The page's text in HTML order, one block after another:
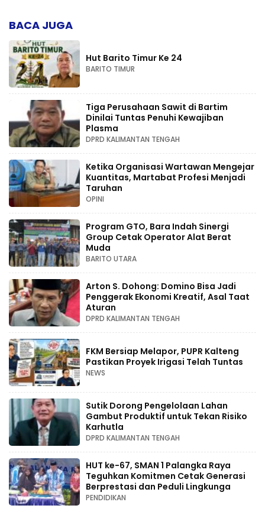
BACA JUGA
Hut Barito Timur Ke 24
BARITO TIMUR
Tiga Perusahaan Sawit di Bartim
Dinilai Tuntas Penuhi Kewajiban
Plasma
DPRD KALIMANTAN TENGAH
Ketika Organisasi Wartawan Mengejar
Kuantitas, Martabat Profesi Menjadi
Taruhan
OPINI
Program GTO, Bara Indah Sinergi
Group Cetak Operator Alat Berat
Muda
BARITO UTARA
Arton S. Dohong: Domino Bisa Jadi
Penggerak Ekonomi Kreatif, Asal Taat
Aturan
DPRD KALIMANTAN TENGAH
FKM Bersiap Melapor, PUPR Kalteng
Pastikan Proyek Irigasi Telah Tuntas
NEWS
Sutik Dorong Pengelolaan Lahan
Gambut Produktif untuk Tekan Risiko
Karhutla
DPRD KALIMANTAN TENGAH
HUT ke-67, SMAN 1 Palangka Raya
Teguhkan Komitmen Cetak Generasi
Berprestasi dan Peduli Lingkunga
PENDIDIKAN